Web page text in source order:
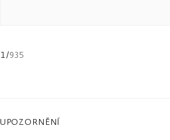
1/935
UPOZORNĚNÍ